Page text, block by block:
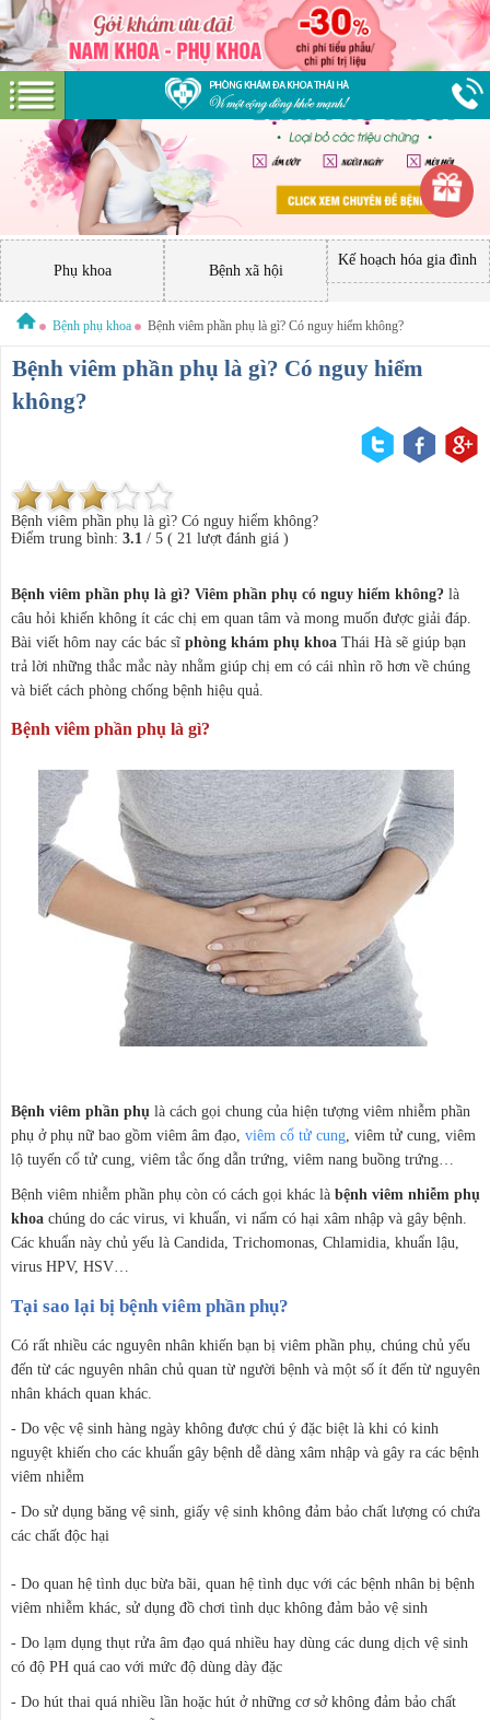
Phụ khoa Bệnh xã hội
Kế hoạch hóa gia đình
Bệnh phụ khoa Bệnh viêm phần phụ là gì? Có nguy hiểm không?
Bệnh viêm phần phụ là gì? Có nguy hiểm
không?
Bệnh viêm phần phụ là gì? Có nguy hiểm không?
Điểm trung bình: 3.1/ 5( 21 lượt đánh giá )
Bệnh viêm phần phụ là gì? Viêm phần phụ có nguy hiểm không?là
câu hỏi khiến không ít các chị em quan tâm và mong muốn được giải đáp.
Bài viết hôm nay các bác sĩ phòng khám phụ khoaThái Hà sẽ giúp bạn
trả lời những thắc mắc này nhằm giúp chị em có cái nhìn rõ hơn về chúng
và biết cách phòng chống bệnh hiệu quả.
Bệnh viêm phần phụ là gì?
Bệnh viêm phần phụlà cách gọi chung của hiện tượng viêm nhiễm phần
phụ ở phụ nữ bao gồm viêm âm đạo, viêm cổ tử cung, viêm tử cung, viêm
lộ tuyến cổ tử cung, viêm tắc ống dẫn trứng, viêm nang buồng trứng…
Bệnh viêm nhiễm phần phụ còn có cách gọi khác là bệnh viêm nhiễm phụ
khoachúng do các virus, vi khuẩn, vi nấm có hại xâm nhập và gây bệnh.
Các khuẩn này chủ yếu là Candida, Trichomonas, Chlamidia, khuẩn lậu,
virus HPV, HSV…
Tại sao lại bị bệnh viêm phần phụ?
Có rất nhiều các nguyên nhân khiến bạn bị viêm phần phụ, chúng chủ yếu
đến từ các nguyên nhân chủ quan từ người bệnh và một số ít đến từ nguyên
nhân khách quan khác.
- Do vệc vệ sinh hàng ngày không được chú ý đặc biệt là khi có kinh
nguyệt khiến cho các khuẩn gây bệnh dễ dàng xâm nhập và gây ra các bệnh
viêm nhiễm
- Do sử dụng băng vệ sinh, giấy vệ sinh không đảm bảo chất lượng có chứa
các chất độc hại
- Do quan hệ tình dục bừa bãi, quan hệ tình dục với các bệnh nhân bị bệnh
viêm nhiễm khác, sử dụng đồ chơi tình dục không đảm bảo vệ sinh
- Do lạm dụng thụt rửa âm đạo quá nhiều hay dùng các dung dịch vệ sinh
có độ PH quá cao với mức độ dùng dày đặc
- Do hút thai quá nhiều lần hoặc hút ở những cơ sở không đảm bảo chất